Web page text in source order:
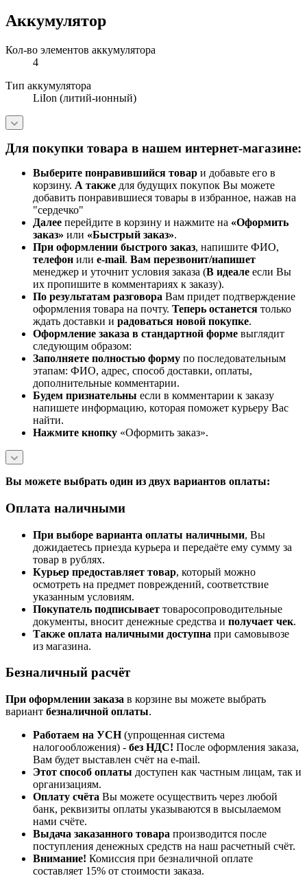
Аккумулятор
Кол-во элементов аккумулятора
4
Тип аккумулятора
LiIon (литий-ионный)
Для покупки товара в нашем интернет-магазине:
Выберите понравившийся товар и добавьте его в
корзину. А также для будущих покупок Вы можете
добавить понравившиеся товары в избранное, нажав на
"сердечко"
Далее перейдите в корзину и нажмите на «Оформить
заказ» или «Быстрый заказ».
При оформлении быстрого заказ, напишите ФИО,
телефон или e-mail. Вам перезвонит/напишет
менеджер и уточнит условия заказа (В идеале если Вы
их пропишите в комментариях к заказу).
По результатам разговора Вам придет подтверждение
оформления товара на почту. Теперь останется только
ждать доставки и радоваться новой покупке.
Оформление заказа в стандартной форме выглядит
следующим образом:
Заполняете полностью форму по последовательным
этапам: ФИО, адрес, способ доставки, оплаты,
дополнительные комментарии.
Будем признательны если в комментарии к заказу
напишете информацию, которая поможет курьеру Вас
найти.
Нажмите кнопку «Оформить заказ».
Вы можете выбрать один из двух вариантов оплаты:
Оплата наличными
При выборе варианта оплаты наличными, Вы
дожидаетесь приезда курьера и передаёте ему сумму за
товар в рублях.
Курьер предоставляет товар, который можно
осмотреть на предмет повреждений, соответствие
указанным условиям.
Покупатель подписывает товаросопроводительные
документы, вносит денежные средства и получает чек.
Также оплата наличными доступна при самовывозе
из магазина.
Безналичный расчёт
При оформлении заказа в корзине вы можете выбрать
вариант безналичной оплаты.
Работаем на УСН(упрощенная система
налогообложения) - без НДС! После оформления заказа,
Вам будет выставлен счёт на e-mail.
Этот способ оплаты доступен как частным лицам, так и
организациям.
Оплату счёта Вы можете осуществить через любой
банк, реквизиты оплаты указываются в высылаемом
нами счёте.
Выдача заказанного товара производится после
поступления денежных средств на наш расчетный счёт.
Внимание! Комиссия при безналичной оплате
составляет 15% от стоимости заказа.